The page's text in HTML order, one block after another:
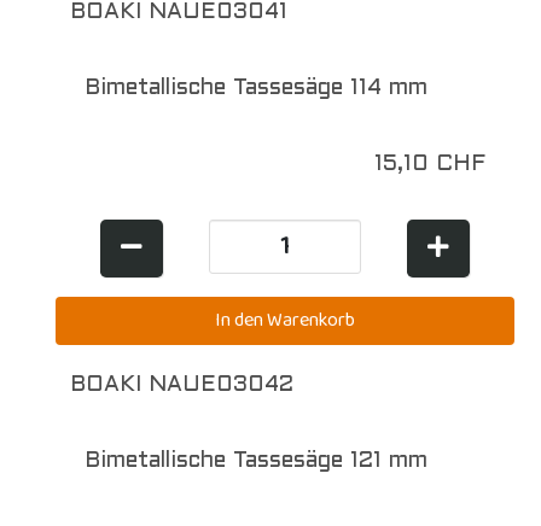
BOAKI NAUE03041
Bimetallische Tassesäge 114 mm
15,10 CHF
BOAKI NAUE03042
Bimetallische Tassesäge 121 mm